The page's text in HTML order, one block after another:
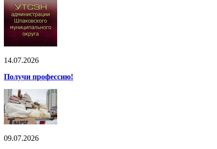
14.07.2026
Получи профессию!
09.07.2026